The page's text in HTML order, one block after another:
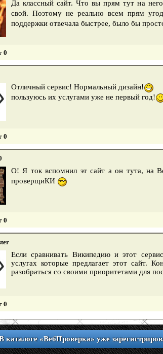
Да классный сайт. Что вы прям тут на него
свой. Поэтому не реально всем прям
поддержки отвечала быстрее, было бы
0
Отличный сервис! Нормальный дизайн!
пользуюсь их услугами уже не первый год!
0
О! Я ток вспомнил эт сайт а он тута, на
проверщиКИ
0
Если сравнивать Википедию и этот
услугах которые предлагает этот сайт.
разобраться со своими приоритетами для
0
каталоге «ВебПроверка» уже